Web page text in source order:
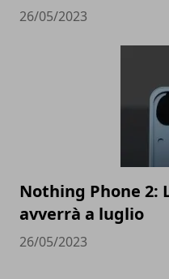
26/05/2023
Nothing Phone 2:
avverrà a luglio
26/05/2023